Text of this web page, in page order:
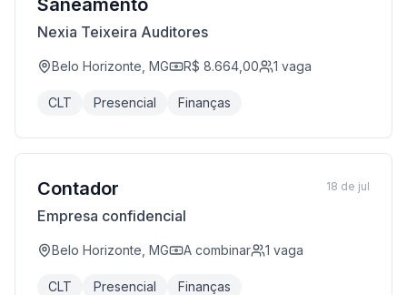
Saneamento
Nexia Teixeira Auditores
Belo Horizonte, MG R$ 8.664,00 1 vaga
CLT Presencial Finanças
Contador
Empresa confidencial
Belo Horizonte, MG A combinar 1 vaga
CLT Presencial Finanças
18 de jul